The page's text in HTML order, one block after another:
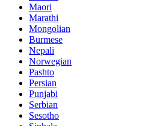
Maori
Marathi
Mongolian
Burmese
Nepali
Norwegian
Pashto
Persian
Punjabi
Serbian
Sesotho